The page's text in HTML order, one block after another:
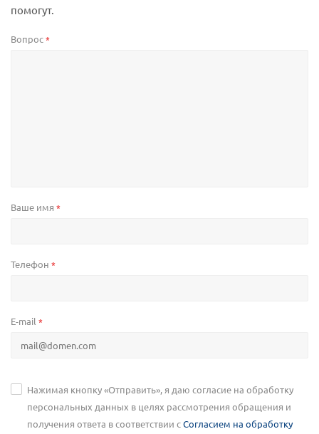
помогут.
Вопрос*
Ваше имя *
Телефон *
E-mail *
Нажимая кнопку «Отправить», я даю согласие на обработку
персональных данных в целях рассмотрения обращения и
получения ответа в соответствии сСогласием на обработку